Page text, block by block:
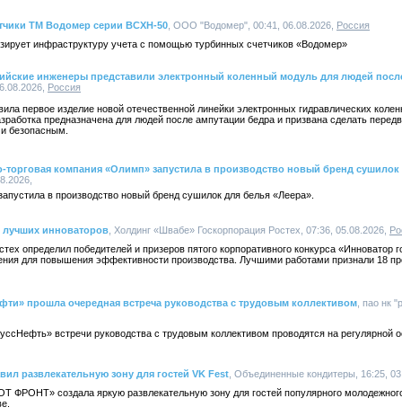
ТМ Водомер серии ВСХН-50 , ООО "Водомер", 00:41, 06.08.2026, Россия
инфраструктуру учета с помощью турбинных счетчиков «Водомер»
инженеры представили электронный коленный модуль для людей
Россия
первое изделие новой отечественной линейки электронных гидравлических
предназначена для людей после ампутации бедра и призвана сделать
безопасным.
торговая компания «Олимп» запустила в производство новый бренд сушилок
в производство новый бренд сушилок для белья «Леера».
инноваторов , Холдинг «Швабе» Госкорпорация Ростех, 07:36, 05.08.2026,
определил победителей и призеров пятого корпоративного конкурса «Инноватор
для повышения эффективности производства. Лучшими работами признали 18
прошла очередная встреча руководства с трудовым коллективом , пао нк
встречи руководства с трудовым коллективом проводятся на регулярной
развлекательную зону для гостей VK Fest , Объединенные кондитеры, 16:25,
ФРОНТ» создала яркую развлекательную зону для гостей популярного